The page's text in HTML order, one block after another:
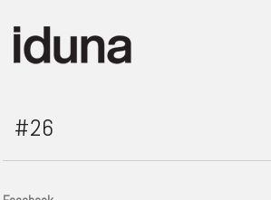
#26